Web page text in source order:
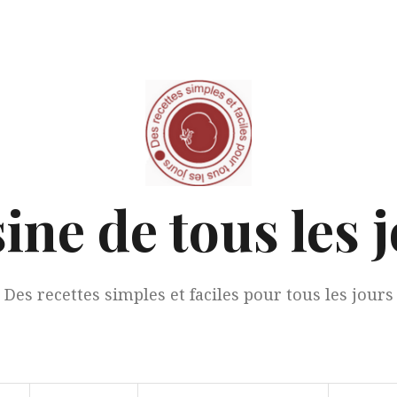
de tous les
Des recettes simples et faciles pour tous les jours